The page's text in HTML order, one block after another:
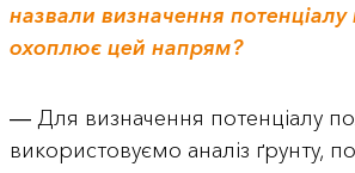
назвали визначення
охоплює цей напрям?
― Для визначення потенціалу
використовуємо аналіз ґрунту,